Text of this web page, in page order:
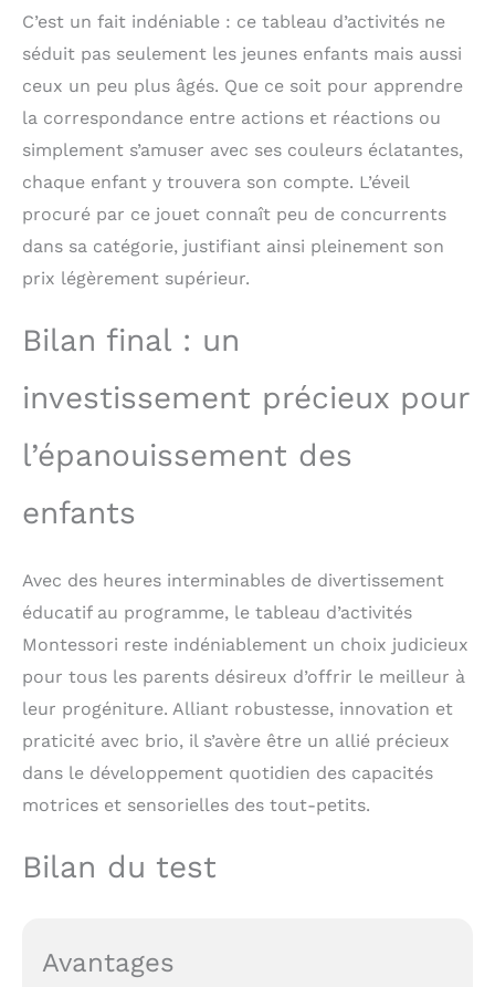
C’est un fait indéniable : ce tableau d’activités ne
séduit pas seulement les jeunes enfants mais aussi
ceux un peu plus âgés. Que ce soit pour apprendre
la correspondance entre actions et réactions ou
simplement s’amuser avec ses couleurs éclatantes,
chaque enfant y trouvera son compte. L’éveil
procuré par ce jouet connaît peu de concurrents
dans sa catégorie, justifiant ainsi pleinement son
prix légèrement supérieur.
Bilan final : un
investissement précieux pour
l’épanouissement des
enfants
Avec des heures interminables de divertissement
éducatif au programme, le tableau d’activités
Montessori reste indéniablement un choix judicieux
pour tous les parents désireux d’offrir le meilleur à
leur progéniture. Alliant robustesse, innovation et
praticité avec brio, il s’avère être un allié précieux
dans le développement quotidien des capacités
motrices et sensorielles des tout-petits.
Bilan du test
Avantages